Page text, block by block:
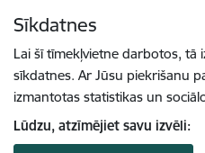
Sīkdatnes
Lai šī tīmekļvietne darbotos, tā
sīkdatnes. Ar Jūsu piekrišanu
izmantotas statistikas un
Lūdzu, atzīmējiet savu izvēli: